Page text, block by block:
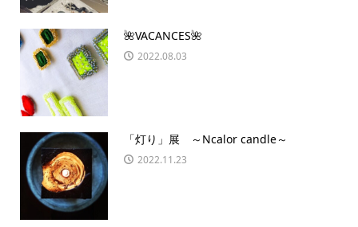
🌺VACANCES🌺
2022.08.03
「灯り」展 ～Ncalor candle～
2022.11.23